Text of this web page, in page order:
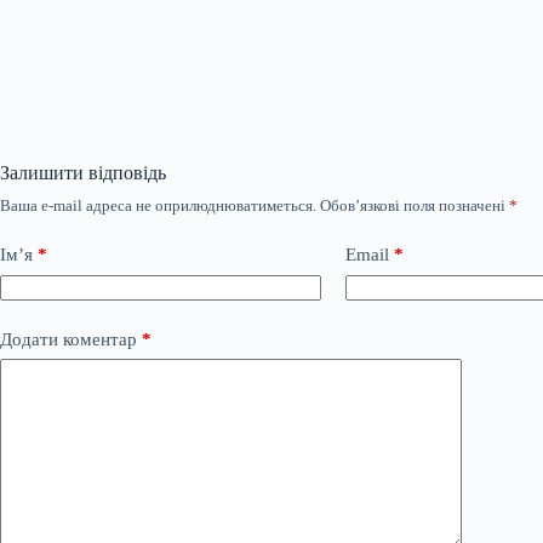
Залишити відповідь
Ваша e-mail адреса не оприлюднюватиметься. Обов’язкові поля позначені *
Ім’я * Email *
Додати коментар *